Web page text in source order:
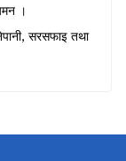
।
, सरसफाइ तथा